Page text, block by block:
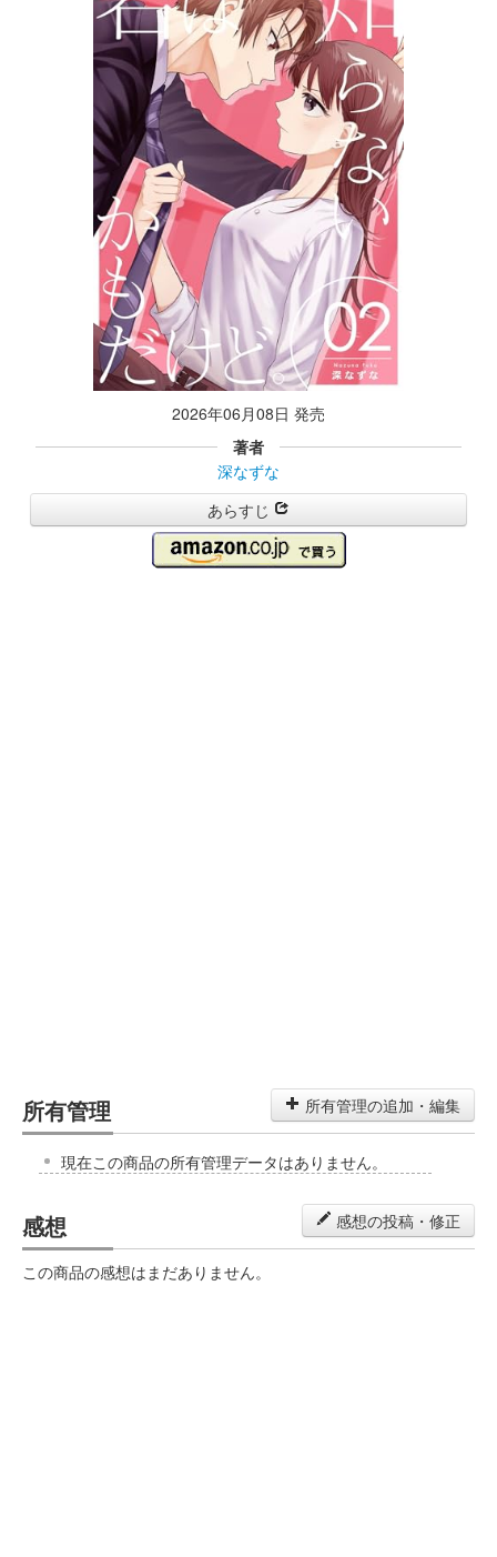
2026年06月08日 発売
著者
深なずな
あらすじ
所有管理 所有管理の追加・編集
現在この商品の所有管理データはありません。
感想 感想の投稿・修正
この商品の感想はまだありません。